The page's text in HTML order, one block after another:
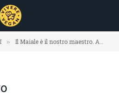
» Il Maiale è il nostro maestro. Animali ed ebrei un rapporto lacerato